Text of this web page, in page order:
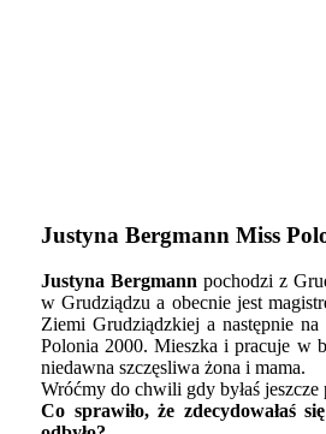
Justyna Bergmann Miss
Justyna Bergmann pochodzi z
w Grudziądzu a obecnie jest
Ziemi Grudziądzkiej a następnie
Polonia 2000. Mieszka i pracuje w
niedawna szczęsliwa żona i mama.
Wróćmy do chwili gdy byłaś jeszcze
Co sprawiło, że zdecydowałaś